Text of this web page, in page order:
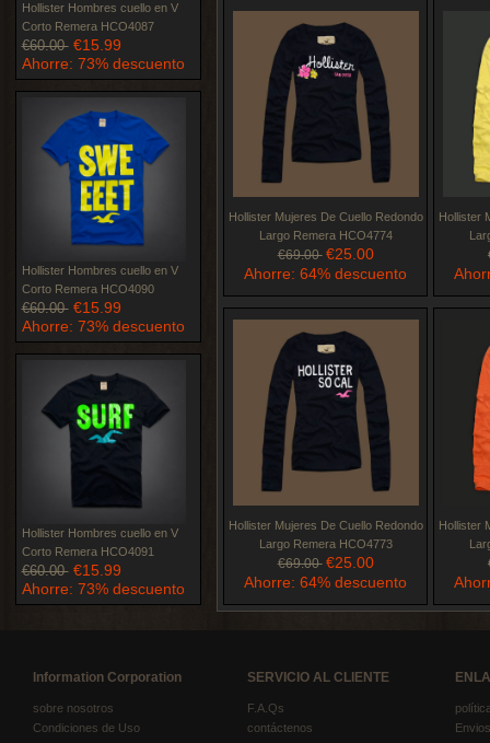
Hollister Hombres cuello en V
Corto Remera HCO4087
€60.00 €15.99
Ahorre: 73% descuento
Hollister Hombres cuello en V
Corto Remera HCO4090
€60.00 €15.99
Ahorre: 73% descuento
Hollister Hombres cuello en V
Corto Remera HCO4091
€60.00 €15.99
Ahorre: 73% descuento
Hollister Mujeres De Cuello Redondo
Largo Remera HCO4774
€69.00 €25.00
Ahorre: 64% descuento
Hollister
Hollister Mujeres De Cuello Redondo
Largo Remera HCO4773
€69.00 €25.00
Ahorre: 64% descuento
Hollister
Information Corporation
sobre nosotros
Condiciones de Uso
SERVICIO AL CLIENTE
F.A.Qs
contáctenos